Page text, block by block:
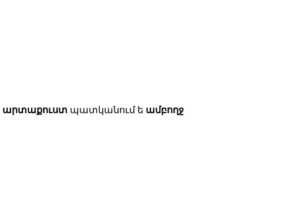
արտաքուստ պատկանում ե ամբողջ